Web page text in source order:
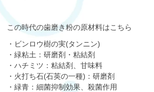
この時代の歯磨き粉の原材料はこちら
・ビンロウ樹の実(タンニン)
・緑粘土：研磨剤・粘結剤
・ハチミツ：粘結剤、甘味料
・火打ち石(石英の一種)：研磨剤
・緑青：細菌抑制効果、殺菌作用